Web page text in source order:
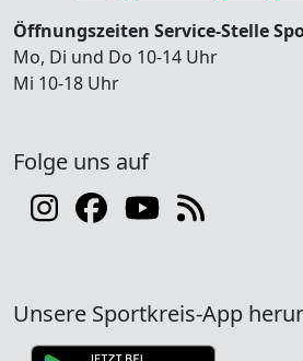
Öffnungszeiten Service-Stelle
Mo, Di und Do 10-14 Uhr
Mi 10-18 Uhr
Folge uns auf
Unsere Sportkreis-App